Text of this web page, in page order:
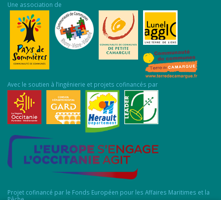
Une association de
Avec le soutien à l’ingénierie et projets cofinancés par
Projet cofinancé par le Fonds Européen pour les Affaires Maritimes et la